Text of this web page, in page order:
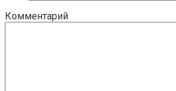
Комментарий